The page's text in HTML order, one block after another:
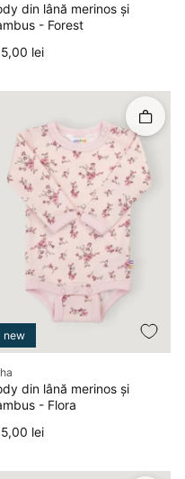
din lână merinos și
- Forest
lei
din lână merinos și
- Flora
new
Rapid
lei